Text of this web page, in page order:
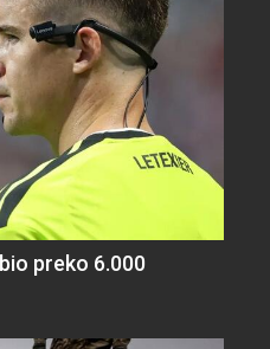
preko 6.000